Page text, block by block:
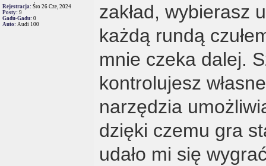
Rejestracja: Śro 26 Cze, 2024
Posty: 9
Gadu-Gadu: 0
Auto: Audi 100
zakład, wybierasz
każdą rundą
mnie czeka dalej.
kontrolujesz
narzędzia
dzięki czemu gra
udało mi się